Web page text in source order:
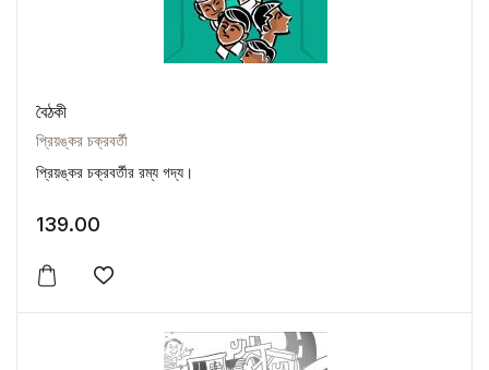
বৈঠকী
প্রিয়ঙ্কর চক্রবর্তী
প্রিয়ঙ্কর চক্রবর্তীর রম্য গদ্য।
139.00
Add to wishlist